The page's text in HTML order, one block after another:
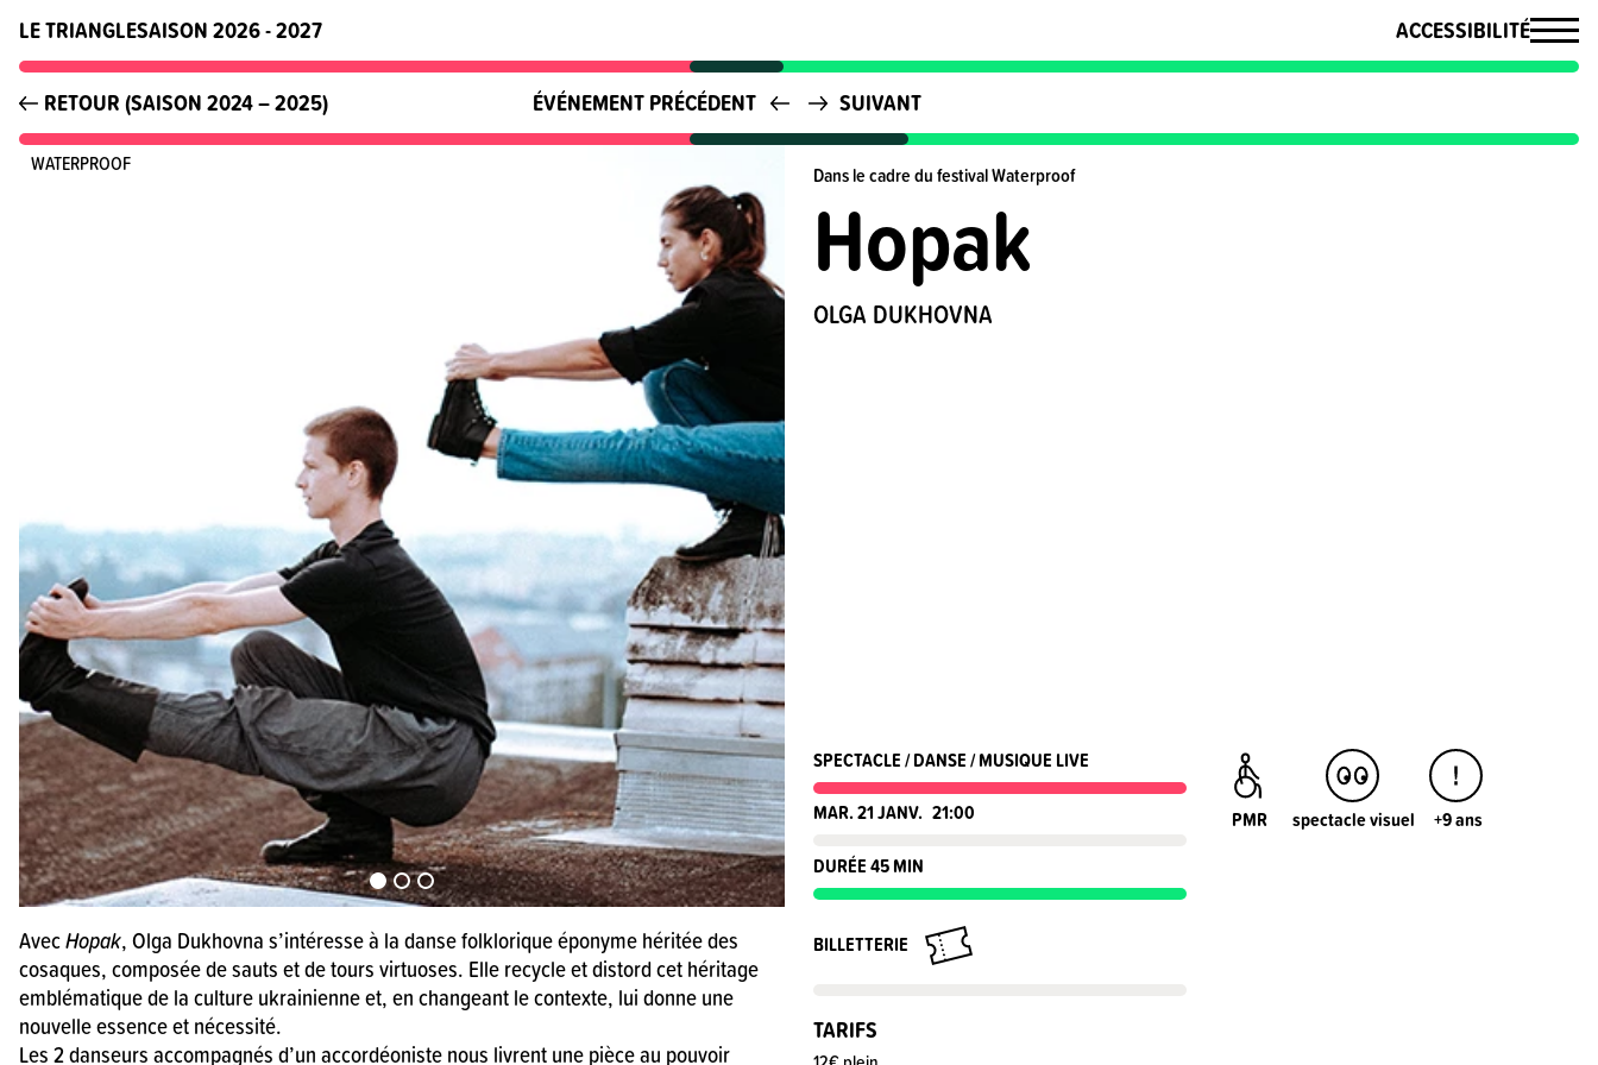
LE TRIANGLESAISON 2026 - 2027 ACCESSIBILITÉ
RETOUR (SAISON 2024 – 2025) ÉVÉNEMENT PRÉCÉDENT SUIVANT
WATERPROOF Dans le cadre du festival Waterproof
Hopak
OLGA DUKHOVNA
SPECTACLE / DANSE / MUSIQUE LIVE
MAR. 21 JANV. 21:00
DURÉE 45 MIN
PMR spectacle visuel +9 ans
AvecHopak, Olga Dukhovna s’intéresse à la danse folklorique éponyme héritée des
cosaques, composée de sauts et de tours virtuoses. Elle recycle et distord cet héritage
emblématique de la culture ukrainienne et, en changeant le contexte, lui donne une
nouvelle essence et nécessité.
Les 2 danseurs accompagnés d’un accordéoniste nous livrent une pièce au pouvoir
BILLETTERIE
TARIFS